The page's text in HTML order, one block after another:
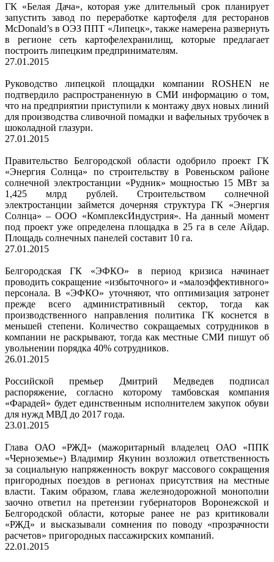
ГК «Белая Дача», которая уже длительный срок планирует
запустить завод по переработке картофеля для ресторанов
McDonald’s в ОЭЗ ППТ «Липецк», также намерена развернуть
в регионе сеть картофелехранилищ, которые предлагает
построить липецким предпринимателям.
27.01.2015
Руководство липецкой площадки компании ROSHEN не
подтвердило распространенную в СМИ информацию о том,
что на предприятии приступили к монтажу двух новых линий
для производства сливочной помадки и вафельных трубочек в
шоколадной глазури.
27.01.2015
Правительство Белгородской области одобрило проект ГК
«Энергия Солнца» по строительству в Ровеньском районе
солнечной электростанции «Рудник» мощностью 15 МВт за
1,425 млрд рублей. Строительством солнечной
электростанции займется дочерняя структура ГК «Энергия
Солнца» – ООО «КомплексИндустрия». На данный момент
под проект уже определена площадка в 25 га в селе Айдар.
Площадь солнечных панелей составит 10 га.
27.01.2015
Белгородская ГК «ЭФКО» в период кризиса начинает
проводить сокращение «избыточного» и «малоэффективного»
персонала. В «ЭФКО» уточняют, что оптимизация затронет
прежде всего административный сектор, тогда как
производственного направления политика ГК коснется в
меньшей степени. Количество сокращаемых сотрудников в
компании не раскрывают, тогда как местные СМИ пишут об
увольнении порядка 40% сотрудников.
26.01.2015
Российской премьер Дмитрий Медведев подписал
распоряжение, согласно которому тамбовская компания
«Фарадей» будет единственным исполнителем закупок обуви
для нужд МВД до 2017 года.
23.01.2015
Глава ОАО «РЖД» (мажоритарный владелец ОАО «ППК
«Черноземье») Владимир Якунин возложил ответственность
за социальную напряженность вокруг массового сокращения
пригородных поездов в регионах присутствия на местные
власти. Таким образом, глава железнодорожной монополии
заочно ответил на претензии губернаторов Воронежской и
Белгородской области, которые ранее не раз критиковали
«РЖД» и высказывали сомнения по поводу «прозрачности
расчетов» пригородных пассажирских компаний.
22.01.2015